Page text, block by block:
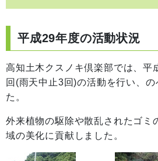
平成29年度の活動状況
高知土木クスノキ倶楽部では、
回(雨天中止3回)の活動を行い、
た。
外来植物の駆除や散乱されたゴミ
域の美化に貢献しました。